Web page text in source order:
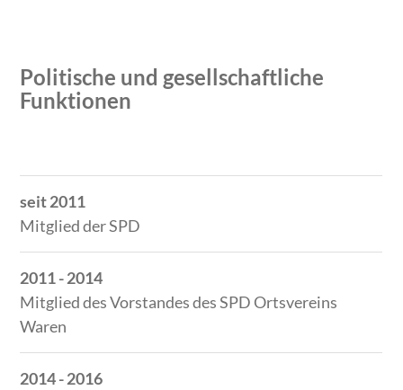
Politische und gesellschaftliche
Funktionen
Zeitraum
Tätigkeit
seit 2011
Mitglied der SPD
2011 - 2014
Mitglied des Vorstandes des SPD Ortsvereins
Waren
2014 - 2016